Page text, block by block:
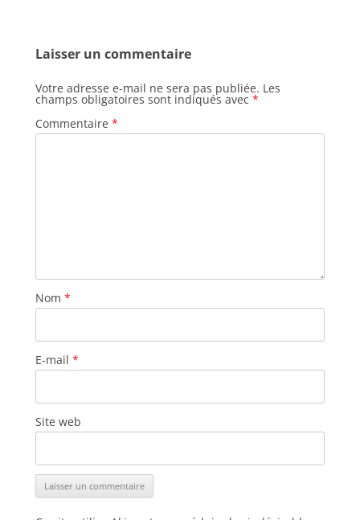
Laisser un commentaire
Votre adresse e-mail ne sera pas publiée. Les
champs obligatoires sont indiqués avec *
Commentaire *
Nom *
E-mail *
Site web